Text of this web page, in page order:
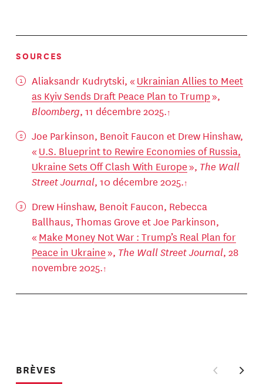
SOURCES
Aliaksandr Kudrytski, « Ukrainian Allies to Meet
as Kyiv Sends Draft Peace Plan to Trump»,
Bloomberg, 11 décembre 2025.
Joe Parkinson, Benoit Faucon et Drew Hinshaw,
« U.S. Blueprint to Rewire Economies of Russia,
Ukraine Sets Off Clash With Europe», The Wall
Street Journal, 10 décembre 2025.
Drew Hinshaw, Benoit Faucon, Rebecca
Ballhaus, Thomas Grove et Joe Parkinson,
« Make Money Not War : Trump’s Real Plan for
Peace in Ukraine», The Wall Street Journal, 28
novembre 2025.
BRÈVES